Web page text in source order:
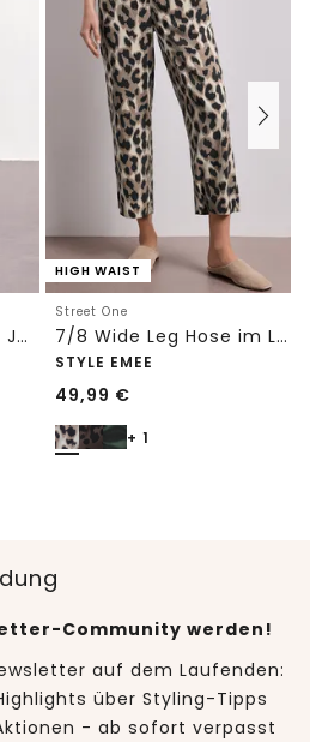
High Waist Barrel Leg Jeans im Loose Fit
HIGH WAIST
Street One
7/8 Wide Leg Hose im Loose Fit mit Print
STYLE EMEE
49,99 €
+ 1
Community werden!
auf dem Laufenden:
über Styling-Tipps
- ab sofort verpasst